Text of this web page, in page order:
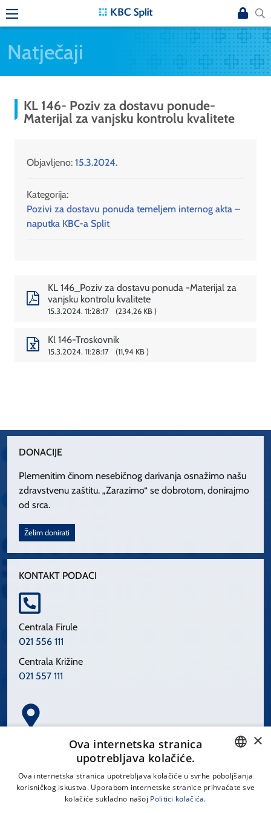
Natječaji
KL 146- Poziv za dostavu ponude-
Materijal za vanjsku kontrolu kvalitete
Objavljeno: 15.3.2024.
Kategorija:
Pozivi za dostavu ponuda temeljem internog akta –
naputka KBC-a Split
KL 146_Poziv za dostavu ponuda -Materijal za
vanjsku kontrolu kvalitete
15.3.2024. 11:28:17 234,26 KB
Kl 146-Troskovnik
15.3.2024. 11:28:17 11,94 KB
DONACIJE
Plemenitim činom nesebičnog darivanja osnažimo našu
zdravstvenu zaštitu. „Zarazimo“ se dobrotom, donirajmo
od srca.
Želim donirati
KONTAKT PODACI
Centrala Firule
021 556 111
Centrala Križine
021 557 111
Spinčićeva 1, 21000 Split
CROATIAN
×
Ova internetska stranica
upotrebljava kolačiće.
Ova internetska stranica upotrebljava kolačiće u svrhe poboljšanja
korisničkog iskustva. Uporabom internetske stranice prihvaćate sve
kolačiće sukladno našoj Politici kolačića.